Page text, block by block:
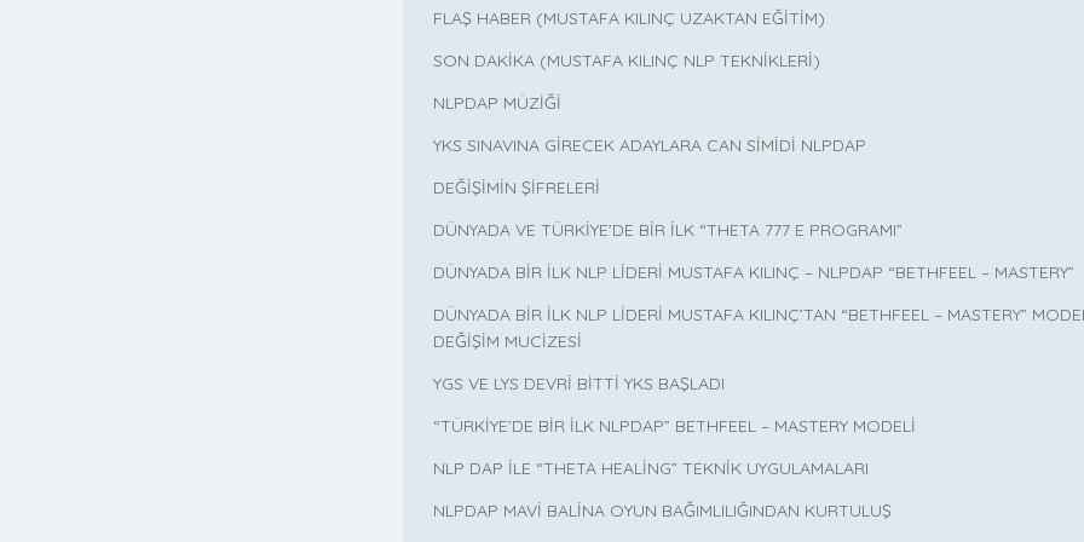
FLAŞ HABER (MUSTAFA KILINÇ UZAKTAN EĞİTİM)
SON DAKİKA (MUSTAFA KILINÇ NLP TEKNİKLERİ)
NLPDAP MÜZİĞİ
YKS SINAVINA GİRECEK ADAYLARA CAN SİMİDİ NLPDAP
DEĞİŞİMİN ŞİFRELERİ
DÜNYADA VE TÜRKİYE’DE BİR İLK “THETA 777 E PROGRAMI”
DÜNYADA BİR İLK NLP LİDERİ MUSTAFA KILINÇ – NLPDAP “BETHFEEL – MASTERY”
DÜNYADA BİR İLK NLP LİDERİ MUSTAFA KILINÇ’TAN “BETHFEEL – MASTERY”
DEĞİŞİM MUCİZESİ
YGS VE LYS DEVRİ BİTTİ YKS BAŞLADI
“TÜRKİYE’DE BİR İLK NLPDAP” BETHFEEL – MASTERY MODELİ
NLP DAP İLE “THETA HEALİNG” TEKNİK UYGULAMALARI
NLPDAP MAVİ BALİNA OYUN BAĞIMLILIĞINDAN KURTULUŞ